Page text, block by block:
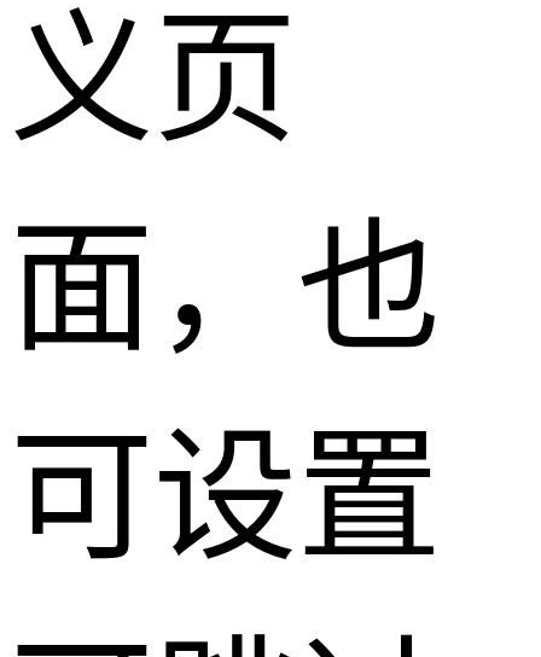
义页
面，也
可设置